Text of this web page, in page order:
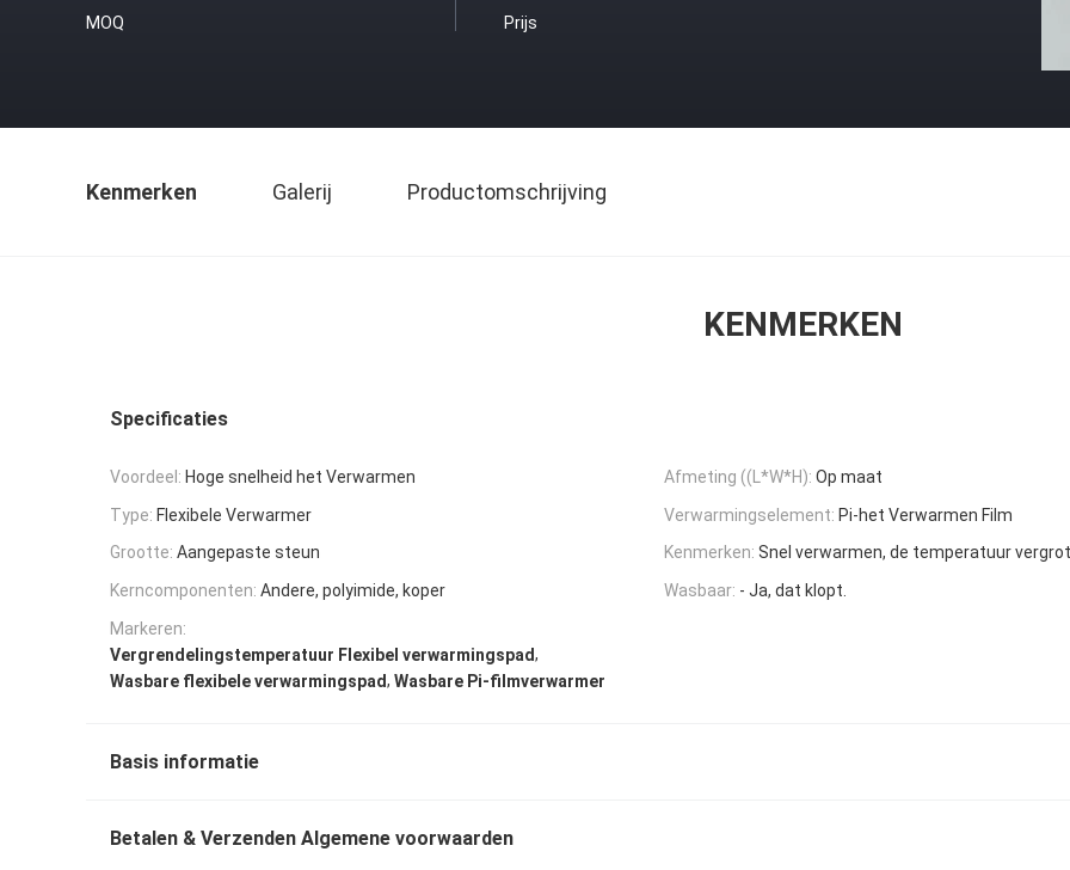
MOQ Prijs
Kenmerken Galerij Productomschrijving
KENMERKEN
Specificaties
Voordeel: Hoge snelheid het Verwarmen Afmeting ((L*W*H): Op maat
Type: Flexibele Verwarmer Verwarmingselement: Pi-het Verwarmen Film
Grootte: Aangepaste steun Kenmerken: Snel verwarmen, de temperatuur
Kerncomponenten: Andere, polyimide, koper Wasbaar: - Ja, dat klopt.
Markeren:
Vergrendelingstemperatuur Flexibel verwarmingspad,
Wasbare flexibele verwarmingspad, Wasbare Pi-filmverwarmer
Basis informatie
Betalen & Verzenden Algemene voorwaarden